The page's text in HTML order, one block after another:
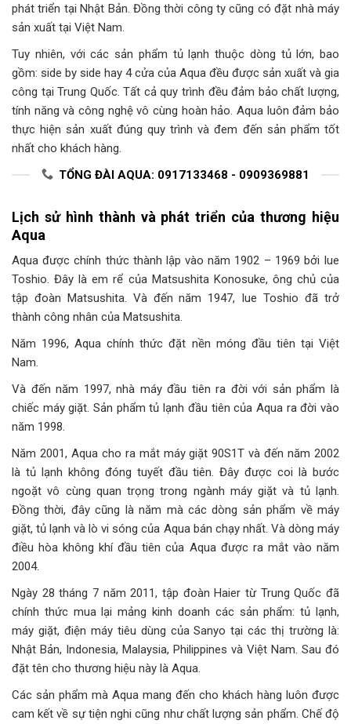
phát triển tại Nhật Bản. Đồng thời công ty cũng có đặt nhà máy
sản xuất tại Việt Nam.
Tuy nhiên, với các sản phẩm tủ lạnh thuộc dòng tủ lớn, bao
gồm: side by side hay 4 cửa của Aqua đều được sản xuất và gia
công tại Trung Quốc. Tất cả quy trình đều đảm bảo chất lượng,
tính năng và công nghệ vô cùng hoàn hảo. Aqua luôn đảm bảo
thực hiện sản xuất đúng quy trình và đem đến sản phẩm tốt
nhất cho khách hàng.
TỔNG ĐÀI AQUA: 0917133468 - 0909369881
Lịch sử hình thành và phát triển của thương hiệu
Aqua
Aqua được chính thức thành lập vào năm 1902 – 1969 bởi Iue
Toshio. Đây là em rể của Matsushita Konosuke, ông chủ của
tập đoàn Matsushita. Và đến năm 1947, Iue Toshio đã trở
thành công nhân của Matsushita.
Năm 1996, Aqua chính thức đặt nền móng đầu tiên tại Việt
Nam.
Và đến năm 1997, nhà máy đầu tiên ra đời với sản phẩm là
chiếc máy giặt. Sản phẩm tủ lạnh đầu tiên của Aqua ra đời vào
năm 1998.
Năm 2001, Aqua cho ra mắt máy giặt 90S1T và đến năm 2002
là tủ lạnh không đóng tuyết đầu tiên. Đây được coi là bước
ngoặt vô cùng quan trọng trong ngành máy giặt và tủ lạnh.
Đồng thời, đây cũng là năm mà các dòng sản phẩm về máy
giặt, tủ lạnh và lò vi sóng của Aqua bán chạy nhất. Và dòng máy
điều hòa không khí đầu tiên của Aqua được ra mắt vào năm
2004.
Ngày 28 tháng 7 năm 2011, tập đoàn Haier từ Trung Quốc đã
chính thức mua lại mảng kinh doanh các sản phẩm: tủ lạnh,
máy giặt, điện máy tiêu dùng của Sanyo tại các thị trường là:
Nhật Bản, Indonesia, Malaysia, Philippines và Việt Nam. Sau đó
đặt tên cho thương hiệu này là Aqua.
Các sản phẩm mà Aqua mang đến cho khách hàng luôn được
cam kết về sự tiện nghi cũng như chất lượng sản phẩm. Chế độ